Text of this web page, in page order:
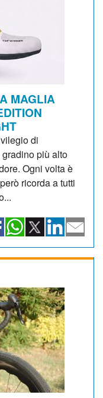
MAGLIA
di
più alto
Ogni volta è
ricorda a tutti